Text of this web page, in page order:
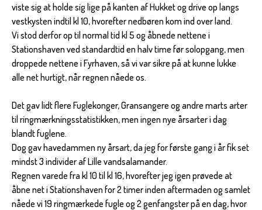
viste sig at holde sig lige på kanten af Hukket og drive op langs
vestkysten indtil kl 10, hvorefter nedbøren kom ind over land.
Vi stod derfor op til normal tid kl 5 og åbnede nettene i
Stationshaven ved standardtid en halv time før solopgang, men
droppede nettene i Fyrhaven, så vi var sikre på at kunne lukke
alle net hurtigt, når regnen nåede os.
Det gav lidt flere Fuglekonger, Gransangere og andre marts arter
til ringmærkningsstatistikken, men ingen nye årsarter i dag
blandt fuglene.
Dog gav havedammen ny årsart, da jeg for første gang i år fik set
mindst 3 individer af Lille vandsalamander.
Regnen varede fra kl 10 til kl 16, hvorefter jeg igen prøvede at
åbne net i Stationshaven for 2 timer inden aftermaden og samlet
nåede vi 19 ringmærkede fugle og 2 genfangster på en dag, hvor